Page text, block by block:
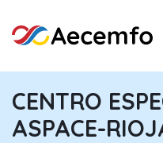
CENTRO
ASPACE-